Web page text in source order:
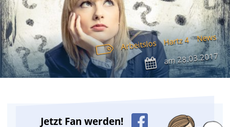
Arbeitslos Hartz 4 News
am28.03.2017
Jetzt Fan werden!